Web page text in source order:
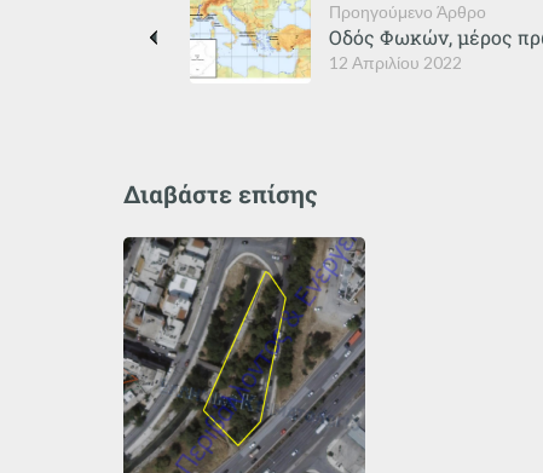
Προηγούμενο Άρθρο
12 Απριλίου 2022
Οδός Φωκών, μέρος
Διαβάστε επίσης